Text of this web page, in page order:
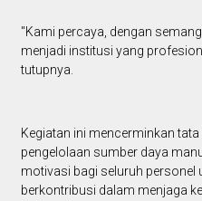
"Kami percaya, dengan
menjadi institusi yang
tutupnya.
Kegiatan ini mencerminkan
pengelolaan sumber daya
motivasi bagi seluruh personel
berkontribusi dalam menjaga